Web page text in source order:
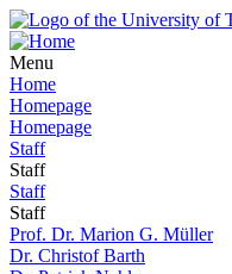
Menu
Home
Homepage
Homepage
Staff
Staff
Staff
Staff
Prof. Dr. Marion G. Müller
Dr. Christof Barth